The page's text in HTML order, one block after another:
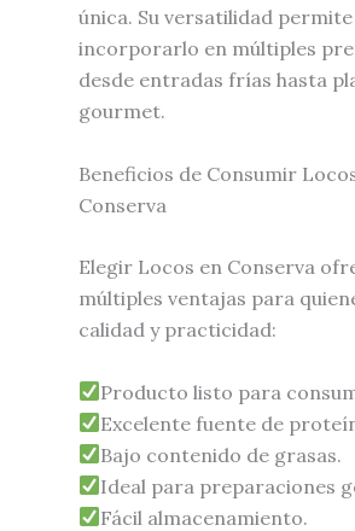
única. Su versatilidad permite
incorporarlo en múltiples
desde entradas frías hasta
gourmet.
Beneficios de Consumir
Conserva
Elegir Locos en Conserva
múltiples ventajas para
calidad y practicidad:
Producto listo para
Excelente fuente de
Bajo contenido de grasas.
Ideal para preparaciones
Fácil almacenamiento.